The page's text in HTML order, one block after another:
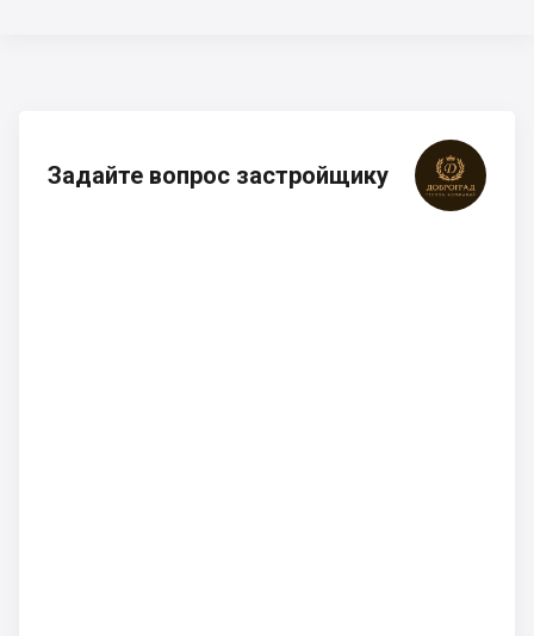
Задайте вопрос застройщику